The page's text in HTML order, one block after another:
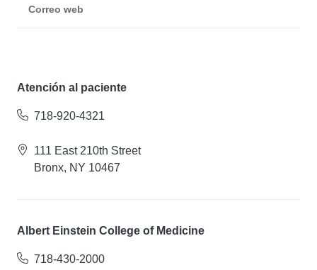
Correo web
Atención al paciente
718-920-4321
111 East 210th Street
Bronx, NY 10467
Albert Einstein College of Medicine
718-430-2000